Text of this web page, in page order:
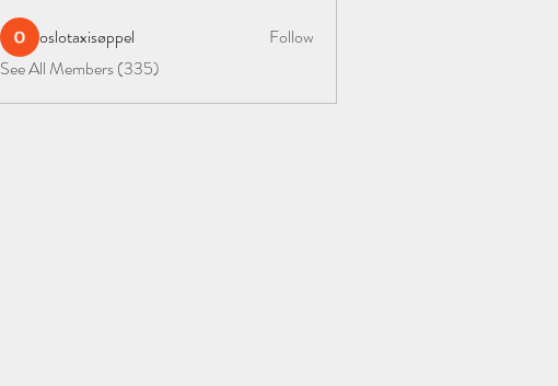
oslotaxisøppel
Follow
See All Members (335)